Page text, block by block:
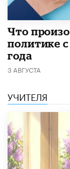
​Что
политике
года
3 АВГУСТА
УЧИТЕЛЯ